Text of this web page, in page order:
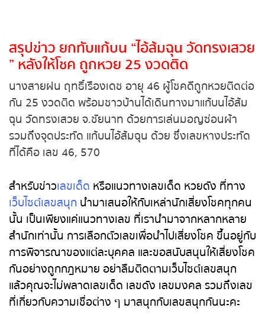
หวยหุ้นไต้หวัน
หวยหุ้นสิงคโปร์
หวยหุ้นอิยิป
หวยหุ้นเยอรมัน
หวยหุ้นอังกฤษ
หวยหุ้นรัสเซีย
หวยหุ้นอินเดีย
หวยหุ้นดาวโจนส์
สรุปข่าว ยกทับแก้บน “ไอ้ส้มฉุน วัดทรง
เสวย ” หลังให้โชค ถูกหวย 25 งวดติด
นางสายฝน ฤทธิ์เรืองเดช อายุ 46 ผู้โชคดีถูกหวย
ติดต่อกัน 25 งวดติด พร้อมชาวบ้านได้เดินทางมา
แก้บนไอ้ส้มฉุน วัดทรงเสวย จ.ชัยนาท ด้วยการเล่น
มอญซ่อนผ้า รวมถึงจุดประทัด แก้บนไอ้ส้มฉุน ด้วย ซึ่ง
เลขหางประทัดที่ได้คือ เลข 46, 570
สำหรับข่าวเลขเด็ด หรือแนวทางเลขเด็ด หวยดัง ที่ทาง
เว็บไซต์เลขสนุก นำมาเสนอให้กับเหล่านักเสี่ยงโชคทุก
คนนั้น เป็นเพียงแค่แนวทางเลข ที่เรานำมาจากหลาก
หลายสำนักเท่านั้น การเลือกตัวเลขเพื่อนำไปเสี่ยงโชค
ขึ้นอยู่กับการพิจารณาของแต่ละบุคคล และขอสนับสนุน
ให้เสี่ยงโชคกันอย่างถูกกฎหมาย อย่าลืมติดตาม
เว็บไซต์เลขสนุก แล้วคุณจะไม่พลาดเลขเด็ด เลขดัง เลข
มงคล รวมถึงเลขที่เกี่ยวกับความเชื่อต่าง ๆ มาสนุกกับ